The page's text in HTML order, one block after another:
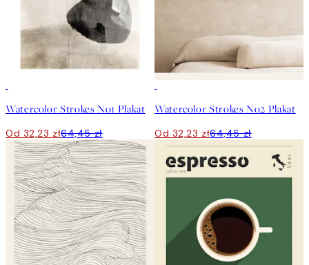
Watercolor Strokes No1 Plakat
Od 32,23 zł64,45 zł
Watercolor Strokes No2 Plakat
Od 32,23 zł64,45 zł